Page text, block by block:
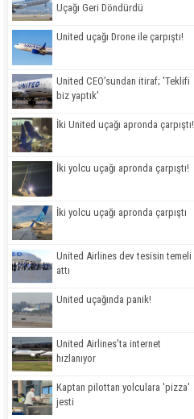
Uçağı Geri Döndürdü
United uçağı Drone ile çarpıştı!
United CEO’sundan itiraf; 'Teklifi
biz yaptık'
İki United uçağı apronda çarpıştı!
İki yolcu uçağı apronda çarpıştı!
İki yolcu uçağı apronda çarpıştı
United Airlines dev tesisin temeli
attı
United uçağında panik!
United Airlines'ta internet
hızlanıyor
Kaptan pilottan yolculara 'pizza'
jesti